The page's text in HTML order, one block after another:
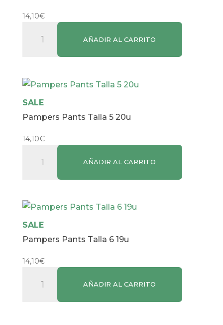
14,10€
Pants
23u
AÑADIR AL CARRITO
SALE
Pampers Pants Talla 5 20u
14,10€
Pampers
Pants
20u
AÑADIR AL CARRITO
SALE
Pampers Pants Talla 6 19u
14,10€
Pampers
Pants
AÑADIR AL CARRITO